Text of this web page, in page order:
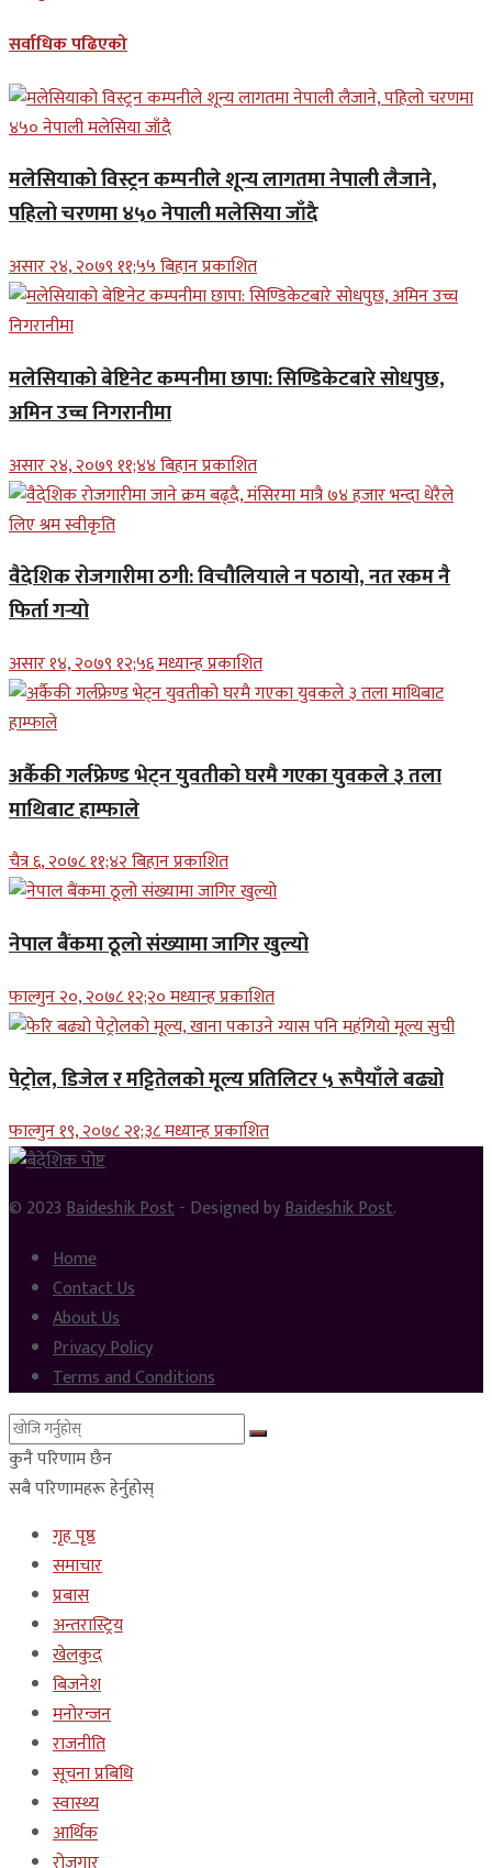
सर्वाधिक पढिएको
मलेसियाको विस्ट्रन कम्पनीले शून्य लागतमा नेपाली लैजाने,
पहिलो चरणमा ४५० नेपाली मलेसिया जाँदै
असार २४, २०७९ ११;५५ बिहान प्रकाशित
मलेसियाको बेष्टिनेट कम्पनीमा छापा: सिण्डिकेटबारे सोधपुछ,
अमिन उच्च निगरानीमा
असार २४, २०७९ ११;४४ बिहान प्रकाशित
वैदेशिक रोजगारीमा ठगी: विचौलियाले न पठायो, नत रकम नै
फिर्ता गर्‍यो
असार १४, २०७९ १२;५६ मध्यान्ह प्रकाशित
अर्कैकी गर्लफ्रेण्ड भेट्न युवतीको घरमै गएका युवकले ३ तला
माथिबाट हाम्फाले
चैत्र ६, २०७८ ११;४२ बिहान प्रकाशित
नेपाल बैंकमा ठूलो संख्यामा जागिर खुल्यो
फाल्गुन २०, २०७८ १२;२० मध्यान्ह प्रकाशित
पेट्रोल, डिजेल र मट्टितेलको मूल्य प्रतिलिटर ५ रूपैयाँले बढ्यो
फाल्गुन १९, २०७८ २१;३८ मध्यान्ह प्रकाशित
© 2023Baideshik Post- Designed byBaideshik Post.
Home
Contact Us
About Us
Privacy Policy
Terms and Conditions
कुनै परिणाम छैन
सबै परिणामहरू हेर्नुहोस्
गृह पृष्ठ
समाचार
प्रबास
अन्तरास्ट्रिय
खेलकुद
बिजनेश
मनोरन्जन
राजनीति
सूचना प्रबिधि
स्वास्थ्य
आर्थिक